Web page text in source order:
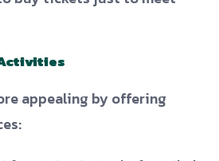
appealing by offering